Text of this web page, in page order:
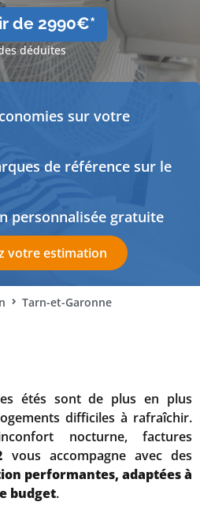
de 2990€*
déduites
sur votre
de référence sur le
personnalisée gratuite
votre estimation
Tarn-et-Garonne
étés sont de plus en plus
difficiles à rafraîchir.
nocturne, factures
vous accompagne avec des
performantes, adaptées à
budget.